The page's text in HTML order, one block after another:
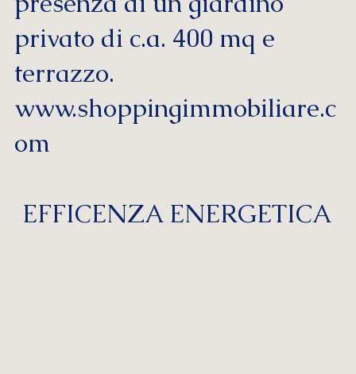
privato di c.a. 400 mq e
terrazzo.
www.shoppingimmobiliare.c
om
EFFICENZA ENERGETICA